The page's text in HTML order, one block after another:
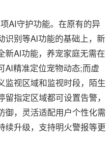
守护功能。在原有的异
识别等AI功能的基础上，新
新AI功能，养宠家庭无需在
AI精准定位宠物动态;而虚
监视区域和监视时段，陌生
指定区域都可设置告警，
御，灵活适配用户个性化需
续升级，支持明火警报等更